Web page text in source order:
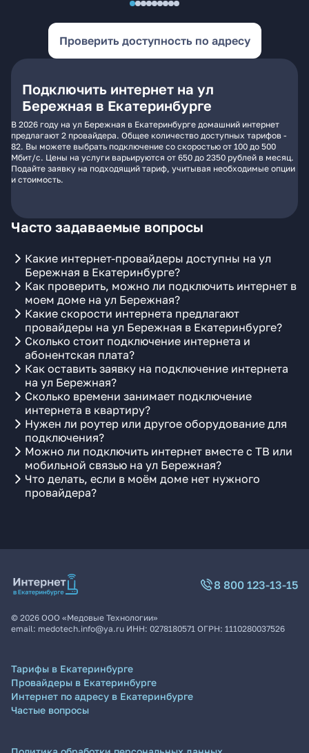
Проверить доступность по адресу
Подключить интернет на ул
Бережная в Екатеринбурге
В 2026 году на ул Бережная в Екатеринбурге домашний интернет
предлагают 2 провайдера. Общее количество доступных тарифов -
82. Вы можете выбрать подключение со скоростью от 100 до 500
Мбит/с. Цены на услуги варьируются от 650 до 2350 рублей в месяц.
Подайте заявку на подходящий тариф, учитывая необходимые опции
и стоимость.
Часто задаваемые вопросы
Какие интернет-провайдеры доступны на ул
Бережная в Екатеринбурге?
Как проверить, можно ли подключить интернет в
моем доме на ул Бережная?
Какие скорости интернета предлагают
провайдеры на ул Бережная в Екатеринбурге?
Сколько стоит подключение интернета и
абонентская плата?
Как оставить заявку на подключение интернета
на ул Бережная?
Сколько времени занимает подключение
интернета в квартиру?
Нужен ли роутер или другое оборудование для
подключения?
Можно ли подключить интернет вместе с ТВ или
мобильной связью на ул Бережная?
Что делать, если в моём доме нет нужного
провайдера?
8 800 123-13-15
© 2026 ООО «Медовые Технологии»
email: medotech.info@ya.ru ИНН: 0278180571 ОГРН: 1110280037526
Тарифы в Екатеринбурге
Провайдеры в Екатеринбурге
Интернет по адресу в Екатеринбурге
Частые вопросы